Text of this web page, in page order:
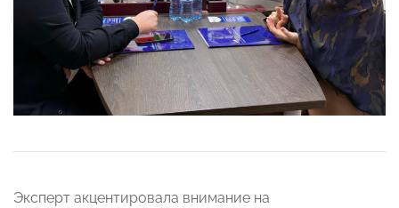
Эксперт акцентировала внимание на